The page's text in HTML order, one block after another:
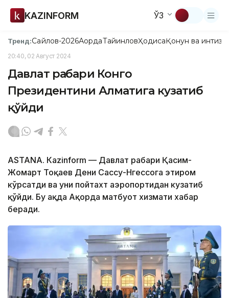
KAZINFORM ЎЗ
Тренд:Сайлов-2026АқордаТайинловҲодисаҚонун ва
20:40, 02 Август 2024
Давлат раҳбари Конго
Президентини Алматига кузатиб
қўйди
ASTANА. Кazinform — Давлат раҳбари Қасим-
Жомарт Тоқаев Дени Сассу-Нгессога эҳтиром
кўрсатди ва уни пойтахт аэропортидан кузатиб
қўйди. Бу ҳақда Ақорда матбуот хизмати хабар
беради.